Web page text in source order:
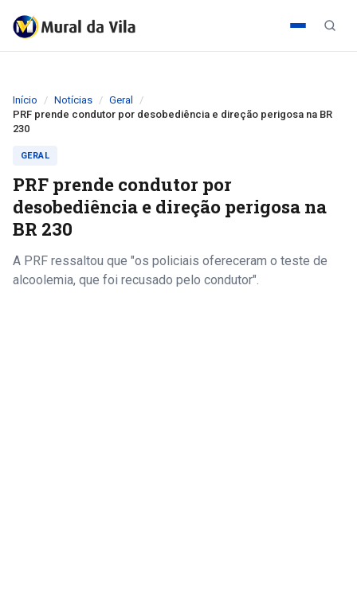
Início Notícias
Geral
PRF prende condutor por desobediência e direção perigosa na BR
230
GERAL
PRF prende condutor por
desobediência e direção perigosa na
BR 230
A PRF ressaltou que "os policiais ofereceram o teste de
alcoolemia, que foi recusado pelo condutor".